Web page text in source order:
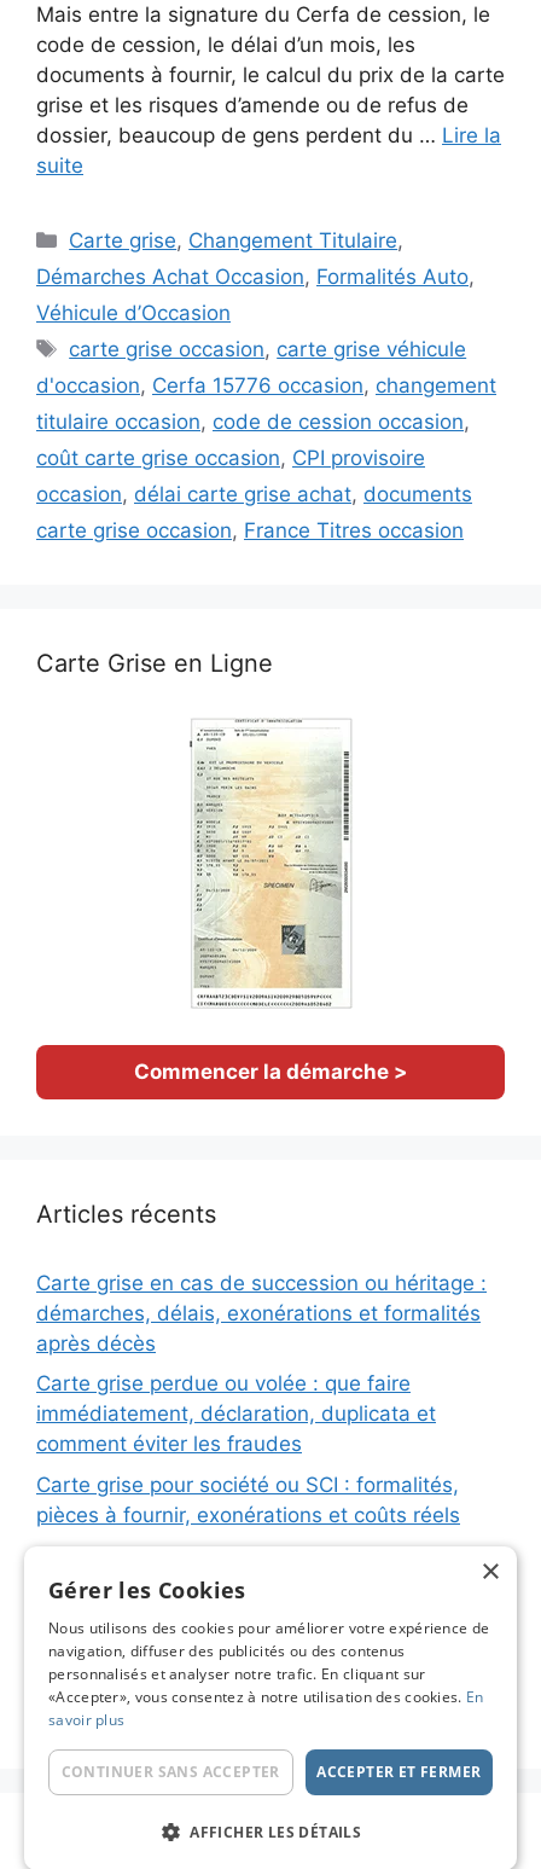
Mais entre la signature du Cerfa de cession, le
code de cession, le délai d’un mois, les
documents à fournir, le calcul du prix de la carte
grise et les risques d’amende ou de refus de
dossier, beaucoup de gens perdent du … Lire la
suite
Catégories
Carte grise, Changement Titulaire,
Démarches Achat Occasion, Formalités Auto,
Véhicule d’Occasion
Étiquettes
carte grise occasion, carte grise véhicule
d'occasion, Cerfa 15776 occasion, changement
titulaire occasion, code de cession occasion,
coût carte grise occasion, CPI provisoire
occasion, délai carte grise achat, documents
carte grise occasion, France Titres occasion
Carte Grise en Ligne
Commencer la démarche >
Articles récents
Carte grise en cas de succession ou héritage :
démarches, délais, exonérations et formalités
après décès
Carte grise perdue ou volée : que faire
immédiatement, déclaration, duplicata et
comment éviter les fraudes
Carte grise pour société ou SCI : formalités,
pièces à fournir, exonérations et coûts réels
immatriculation, fiche d’identification, plaques
Changement de titulaire carte grise : étapes
détaillées, coûts réels et astuces pour éviter les
pièges
© 2026 Carte Grise en Ligne - Le Blog
×
Gérer les Cookies
Nous utilisons des cookies pour améliorer votre expérience de
navigation, diffuser des publicités ou des contenus
personnalisés et analyser notre trafic. En cliquant sur
«Accepter», vous consentez à notre utilisation des cookies. En
savoir plus
ACCEPTER ET FERMER
CONTINUER SANS ACCEPTER
AFFICHER LES DÉTAILS